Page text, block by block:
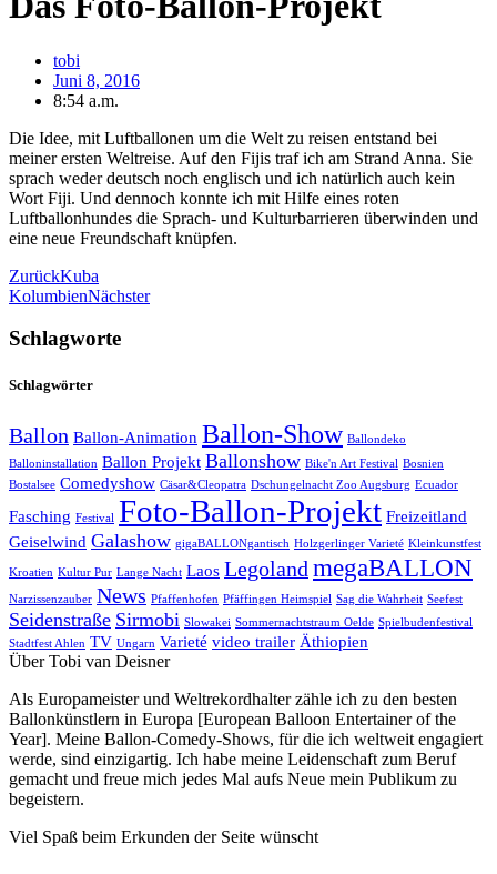
tobi
Juni 8, 2016
8:54 a.m.
Die Idee, mit Luftballonen um die Welt zu reisen entstand bei
meiner ersten Weltreise. Auf den Fijis traf ich am Strand Anna. Sie
sprach weder deutsch noch englisch und ich natürlich auch kein
Wort Fiji. Und dennoch konnte ich mit Hilfe eines roten
Luftballonhundes die Sprach- und Kulturbarrieren überwinden und
eine neue Freundschaft knüpfen.
ZurückKuba
KolumbienNächster
Schlagworte
Schlagwörter
Ballon Ballon-Animation Ballon-Show Ballondeko
Balloninstallation Ballon Projekt Ballonshow Bike'n Art Festival Bosnien
Bostalsee Comedyshow Cäsar&Cleopatra Dschungelnacht Zoo Augsburg Ecuador
Fasching Festival Foto-Ballon-Projekt Freizeitland
Geiselwind Galashow gigaBALLONgantisch Holzgerlinger Varieté Kleinkunstfest
Kroatien Kultur Pur Lange Nacht Laos Legoland megaBALLON
Narzissenzauber News Pfaffenhofen Pfäffingen Heimspiel Sag die Wahrheit Seefest
Seidenstraße Sirmobi Slowakei Sommernachtstraum Oelde Spielbudenfestival
Stadtfest Ahlen TV Ungarn Varieté video trailer Äthiopien
Über Tobi van Deisner
Als Europameister und Weltrekordhalter zähle ich zu den besten
Ballonkünstlern in Europa [European Balloon Entertainer of the
Year]. Meine Ballon-Comedy-Shows, für die ich weltweit engagiert
werde, sind einzigartig. Ich habe meine Leidenschaft zum Beruf
gemacht und freue mich jedes Mal aufs Neue mein Publikum zu
begeistern.
Viel Spaß beim Erkunden der Seite wünscht